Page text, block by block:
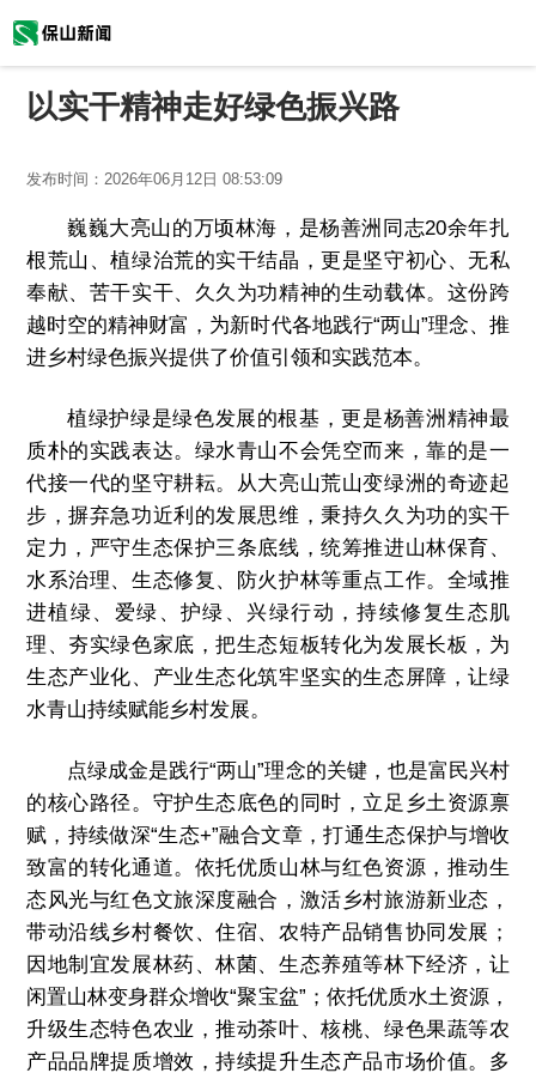
以实干精神走好绿色振兴路
发布时间： 2026年06月12日 08:53:09
巍巍大亮山的万顷林海，是杨善洲同志20余年扎
根荒山、植绿治荒的实干结晶，更是坚守初心、无私
奉献、苦干实干、久久为功精神的生动载体。这份跨
越时空的精神财富，为新时代各地践行“两山”理念、推
进乡村绿色振兴提供了价值引领和实践范本。
植绿护绿是绿色发展的根基，更是杨善洲精神最
质朴的实践表达。绿水青山不会凭空而来，靠的是一
代接一代的坚守耕耘。从大亮山荒山变绿洲的奇迹起
步，摒弃急功近利的发展思维，秉持久久为功的实干
定力，严守生态保护三条底线，统筹推进山林保育、
水系治理、生态修复、防火护林等重点工作。全域推
进植绿、爱绿、护绿、兴绿行动，持续修复生态肌
理、夯实绿色家底，把生态短板转化为发展长板，为
生态产业化、产业生态化筑牢坚实的生态屏障，让绿
水青山持续赋能乡村发展。
点绿成金是践行“两山”理念的关键，也是富民兴村
的核心路径。守护生态底色的同时，立足乡土资源禀
赋，持续做深“生态+”融合文章，打通生态保护与增收
致富的转化通道。依托优质山林与红色资源，推动生
态风光与红色文旅深度融合，激活乡村旅游新业态，
带动沿线乡村餐饮、住宿、农特产品销售协同发展；
因地制宜发展林药、林菌、生态养殖等林下经济，让
闲置山林变身群众增收“聚宝盆”；依托优质水土资源，
升级生态特色农业，推动茶叶、核桃、绿色果蔬等农
产品品牌提质增效，持续提升生态产品市场价值。多